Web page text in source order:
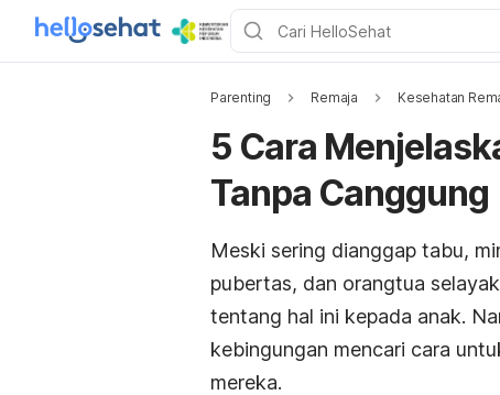
Parenting Remaja Kesehatan
5 Cara
Tanpa Canggung
Meski sering dianggap tabu,
pubertas, dan orangtua
tentang hal ini kepada anak.
kebingungan mencari cara
mereka.